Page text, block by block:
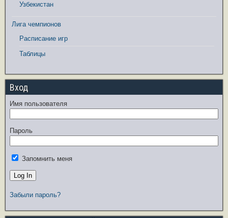
Узбекистан
Лига чемпионов
Расписание игр
Таблицы
Вход
Имя пользователя
Пароль
Запомнить меня
Забыли пароль?